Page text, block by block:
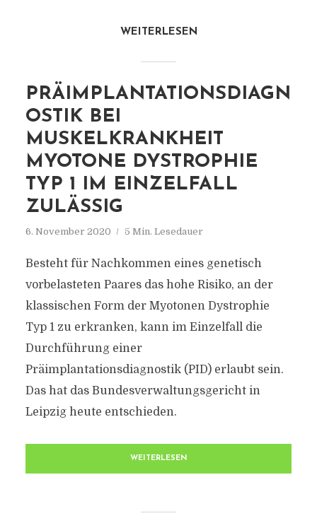
WEITERLESEN
PRÄIMPLANTATIONSDIAGN
OSTIK BEI
MUSKELKRANKHEIT
MYOTONE DYSTROPHIE
TYP 1 IM EINZELFALL
ZULÄSSIG
6. November 2020 5 Min. Lesedauer
Besteht für Nachkommen eines genetisch
vorbelasteten Paares das hohe Risiko, an der
klassischen Form der Myotonen Dystrophie
Typ 1 zu erkranken, kann im Einzelfall die
Durchführung einer
Präimplantationsdiagnostik (PID) erlaubt sein.
Das hat das Bundesverwaltungsgericht in
Leipzig heute entschieden.
WEITERLESEN